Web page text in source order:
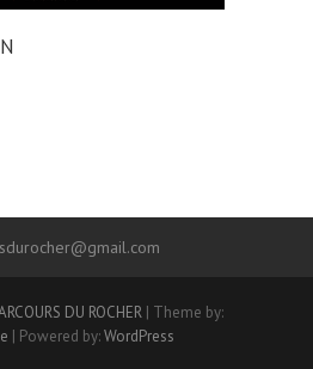
DU ROCHER| Theme by:
| Powered by:WordPress